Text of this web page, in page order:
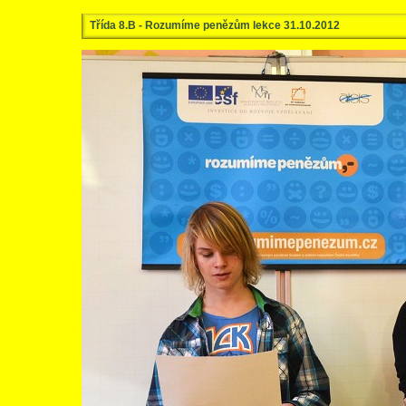
Třída 8.B - Rozumíme penězům lekce 31.10.2012